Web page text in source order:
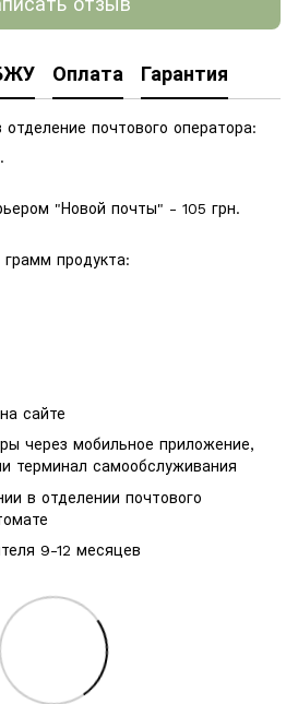
Оплата Гарантия
почтового оператора:
"Новой почты" - 105 грн.
продукта:
сайте
через мобильное приложение,
терминал самообслуживания
в отделении почтового
9-12 месяцев